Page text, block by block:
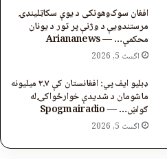
افغان سوک‌وهونکی د یوې سکاټلینډۍ
مرستندویې د وژنې پر تور د یونان
محکمې… — Ariananews
اگست 5, 2026
ډبلیو ایف پي: افغانستان کې ۳.۷ میلیونه
ماشومان د شدیدې خوارځواکۍ له
ګواښ… — Spogmairadio
اگست 5, 2026